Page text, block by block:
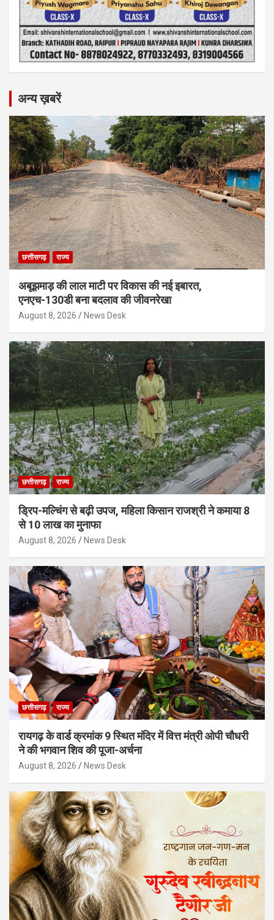
अन्य ख़बरें
छत्तीसगढ़ राज्य
अबूझमाड़ की लाल माटी पर विकास की नई इबारत,
एनएच-130डी बना बदलाव की जीवनरेखा
August 8, 2026 News Desk
छत्तीसगढ़ राज्य
ड्रिप-मल्चिंग से बढ़ी उपज, महिला किसान राजश्री ने कमाया 8
से 10 लाख का मुनाफा
August 8, 2026 News Desk
छत्तीसगढ़ राज्य
रायगढ़ के वार्ड क्रमांक 9 स्थित मंदिर में वित्त मंत्री ओपी चौधरी
ने की भगवान शिव की पूजा-अर्चना
August 8, 2026 News Desk